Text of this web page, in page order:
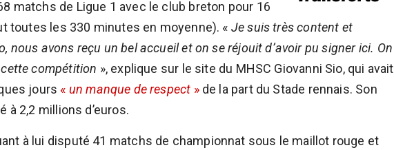
matchs de Ligue 1 avec le club breton pour 16
toutes les 330 minutes en moyenne). « Je suis très content et
nous avons reçu un bel accueil et on se réjouit d’avoir pu signer ici. On
compétition », explique sur le site du MHSC Giovanni Sio, qui avait
jours « un manque de respect »de la part du Stade rennais. Son
2,2 millions d’euros.
à lui disputé 41 matchs de championnat sous le maillot rouge et